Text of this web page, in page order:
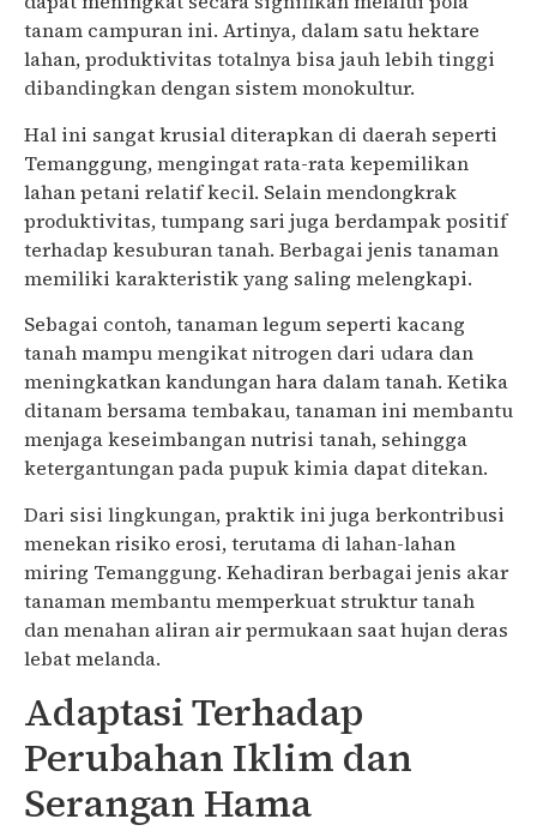
tanam campuran ini. Artinya, dalam satu hektare
lahan, produktivitas totalnya bisa jauh lebih tinggi
dibandingkan dengan sistem monokultur.
Hal ini sangat krusial diterapkan di daerah seperti
Temanggung, mengingat rata-rata kepemilikan
lahan petani relatif kecil. Selain mendongkrak
produktivitas, tumpang sari juga berdampak positif
terhadap kesuburan tanah. Berbagai jenis tanaman
memiliki karakteristik yang saling melengkapi.
Sebagai contoh, tanaman legum seperti kacang
tanah mampu mengikat nitrogen dari udara dan
meningkatkan kandungan hara dalam tanah. Ketika
ditanam bersama tembakau, tanaman ini membantu
menjaga keseimbangan nutrisi tanah, sehingga
ketergantungan pada pupuk kimia dapat ditekan.
Dari sisi lingkungan, praktik ini juga berkontribusi
menekan risiko erosi, terutama di lahan-lahan
miring Temanggung. Kehadiran berbagai jenis akar
tanaman membantu memperkuat struktur tanah
dan menahan aliran air permukaan saat hujan deras
lebat melanda.
Adaptasi Terhadap
Perubahan Iklim dan
Serangan Hama